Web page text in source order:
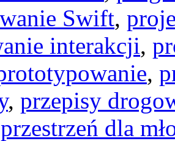
Swift,
interakcji,
,
, przepisy
przestrzeń dla